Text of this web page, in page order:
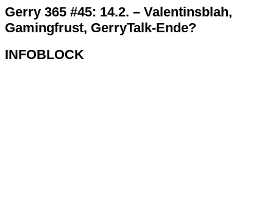
Gerry 365 #45: 14.2. – Valentinsblah,
Gamingfrust, GerryTalk-Ende?
INFOBLOCK